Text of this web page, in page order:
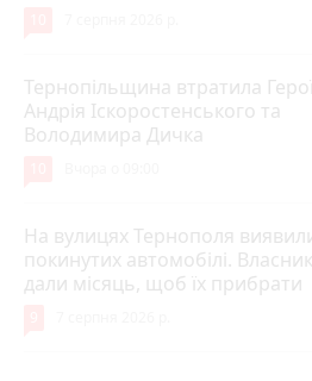
Тернопільщина втратила
Андрія Іскоростенського та
Володимира Дичка
На вулицях Тернополя
покинутих автомобілі.
дали місяць, щоб їх прибрати